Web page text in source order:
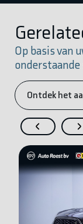
Op basis van
Ontdek het